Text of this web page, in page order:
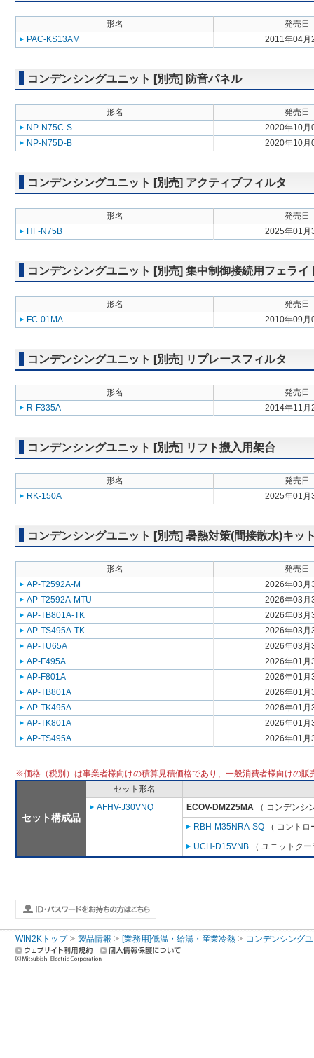
形名
発売日
PAC-KS13AM
2011年04月
コンデンシングユニット [別売] 防音パネル
形名
発売日
NP-N75C-S
2020年10月
NP-N75D-B
2020年10月
コンデンシングユニット [別売] アクティブフィルタ
形名
発売日
HF-N75B
2025年01月
コンデンシングユニット [別売] 集中制御接続用フェライ
形名
発売日
FC-01MA
2010年09月
コンデンシングユニット [別売] リプレースフィルタ
形名
発売日
R-F335A
2014年11月
コンデンシングユニット [別売] リフト搬入用架台
形名
発売日
RK-150A
2025年01月
コンデンシングユニット [別売] 暑熱対策(間接散水)キッ
形名
発売日
AP-T2592A-M
2026年03月
AP-T2592A-MTU
2026年03月
AP-TB801A-TK
2026年03月
AP-TS495A-TK
2026年03月
AP-TU65A
2026年03月
AP-F495A
2026年01月
AP-F801A
2026年01月
AP-TB801A
2026年01月
AP-TK495A
2026年01月
AP-TK801A
2026年01月
AP-TS495A
2026年01月
※価格（税別）は事業者様向けの積算見積価格であり、一般消費者様向けの販
セット構成品
セット形名
AFHV-J30VNQ
ECOV-DM225MA （ コンデンシ
RBH-M35NRA-SQ （ コント
UCH-D15VNB （ ユニットク
WIN2Kトップ 製品情報 [業務用]低温・給湯・産業冷熱 コンデンシング